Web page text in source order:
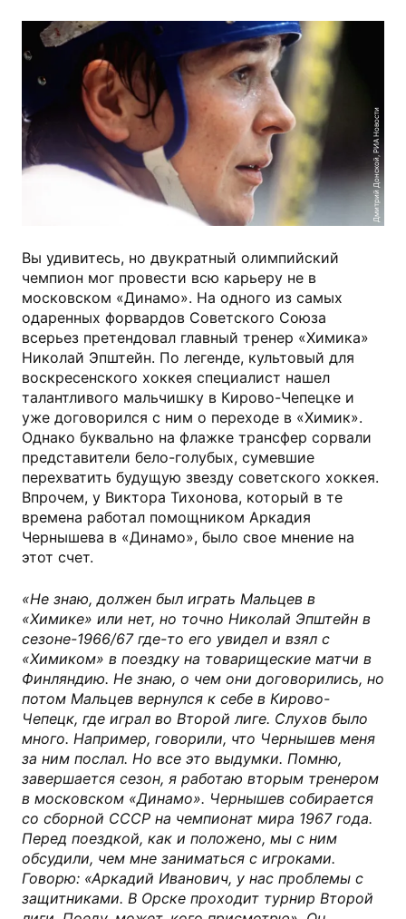
Дмитрий Донской, РИА Новости
Вы удивитесь, но двукратный олимпийский
чемпион мог провести всю карьеру не в
московском «Динамо». На одного из самых
одаренных форвардов Советского Союза
всерьез претендовал главный тренер «Химика»
Николай Эпштейн. По легенде, культовый для
воскресенского хоккея специалист нашел
талантливого мальчишку в Кирово-Чепецке и
уже договорился с ним о переходе в «Химик».
Однако буквально на флажке трансфер сорвали
представители бело-голубых, сумевшие
перехватить будущую звезду советского хоккея.
Впрочем, у Виктора Тихонова, который в те
времена работал помощником Аркадия
Чернышева в «Динамо», было свое мнение на
этот счет.
«Не знаю, должен был играть Мальцев в
«Химике» или нет, но точно Николай Эпштейн в
сезоне-1966/67 где-то его увидел и взял с
«Химиком» в поездку на товарищеские матчи в
Финляндию. Не знаю, о чем они договорились, но
потом Мальцев вернулся к себе в Кирово-
Чепецк, где играл во Второй лиге. Слухов было
много. Например, говорили, что Чернышев меня
за ним послал. Но все это выдумки. Помню,
завершается сезон, я работаю вторым тренером
в московском «Динамо». Чернышев собирается
со сборной СССР на чемпионат мира 1967 года.
Перед поездкой, как и положено, мы с ним
обсудили, чем мне заниматься с игроками.
Говорю: «Аркадий Иванович, у нас проблемы с
защитниками. В Орске проходит турнир Второй